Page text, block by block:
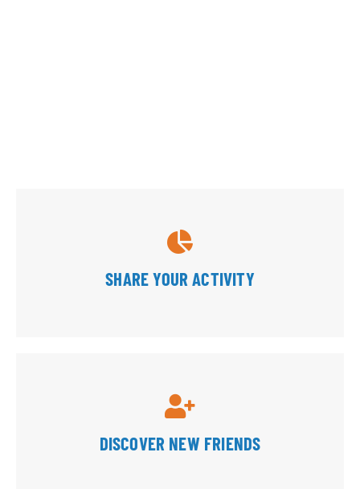
SHARE YOUR ACTIVITY
DISCOVER NEW FRIENDS